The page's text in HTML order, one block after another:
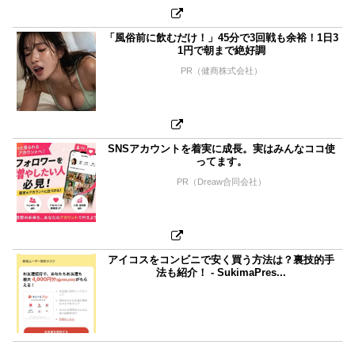
「風俗前に飲むだけ！」45分で3回戦も余裕！1日3
1円で朝まで絶好調
PR（健商株式会社）
SNSアカウントを着実に成長。実はみんなココ使
ってます。
PR（Dreaw合同会社）
アイコスをコンビニで安く買う方法は？裏技的手
法も紹介！ - SukimaPres...